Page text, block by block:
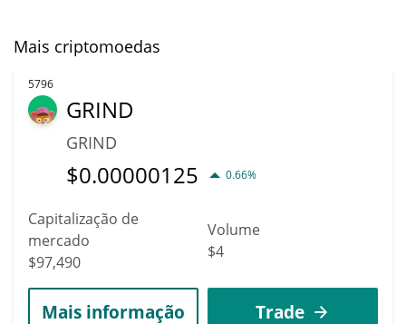
Mais criptomoedas
5796
GRIND
GRIND
$0.00000125 0.66%
Capitalização de
mercado
$97,490
Volume
$4
Mais informação Trade